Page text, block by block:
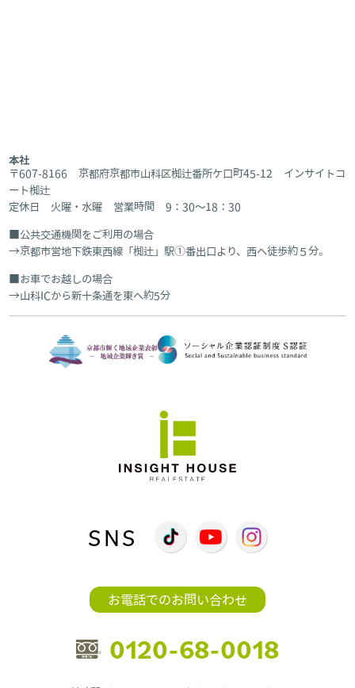
本社
〒607-8166 京都府京都市山科区椥辻番所ケ口町45-12 インサイトコ
ート椥辻
定休日 火曜・水曜 営業時間 9：30～18：30
公共交通機関をご利用の場合
京都市営地下鉄東西線「椥辻」駅①番出口より、西へ徒歩約５分。
お車でお越しの場合
山科ICから新十条通を東へ約5分
SNS
お電話でのお問い合わせ
0120-68-0018